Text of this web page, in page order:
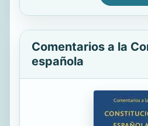
Comentarios a la
española